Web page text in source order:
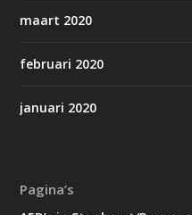
maart 2020
februari 2020
januari 2020
Pagina’s